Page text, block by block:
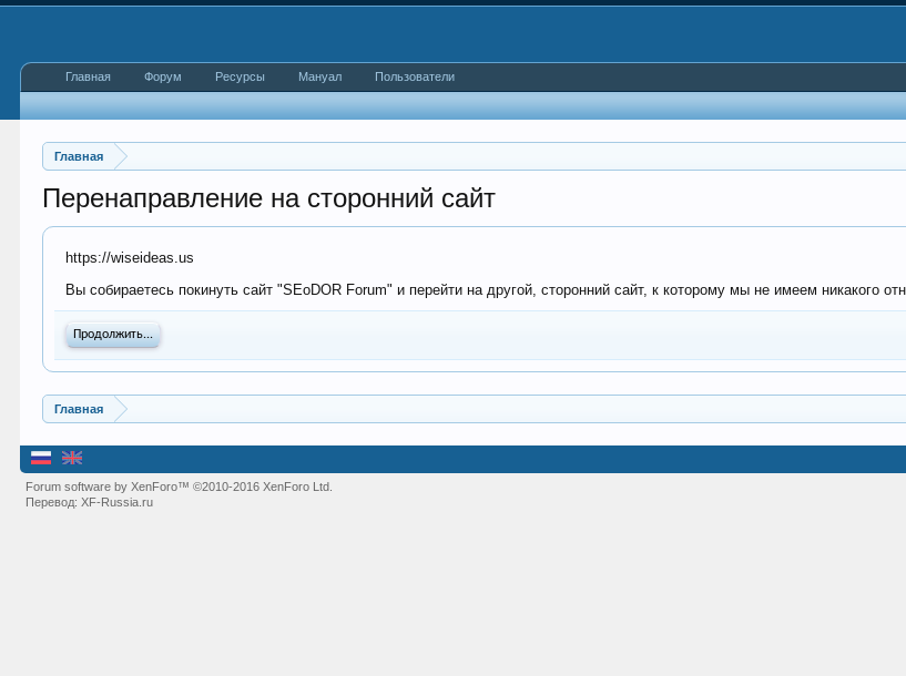
Главная
Перенаправление на сторонний сайт
https://wiseideas.us
Вы собираетесь покинуть сайт "SEoDOR Forum" и перейти на другой, сторонний сайт, к которому мы не имеем никакого
Продолжить...
Главная
Главная Форум Ресурсы Мануал Пользователи
Forum software by XenForo™©2010-2016 XenForo Ltd.
Перевод:XF-Russia.ru